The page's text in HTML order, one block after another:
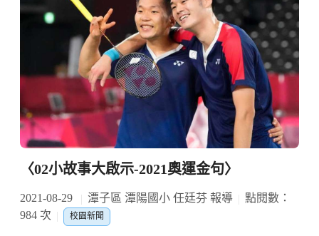
〈02小故事大啟示-2021奧運金句〉
2021-08-29 潭子區 潭陽國小 任廷芬 報導
點閱數：
984 次
校園新聞